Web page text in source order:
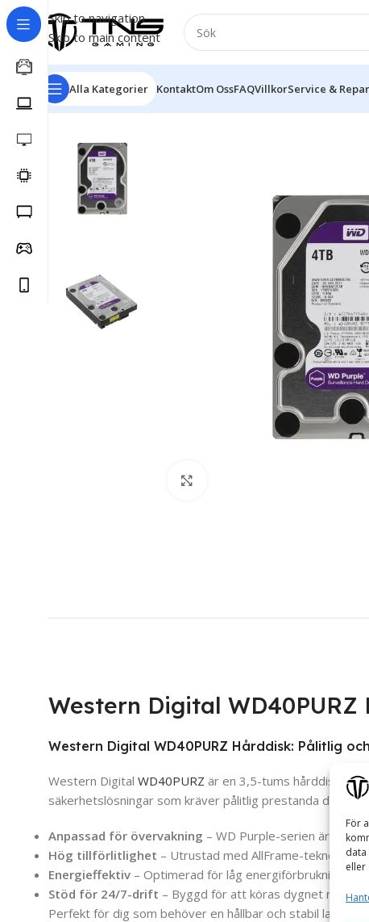
För
data
eller
Skip to navigation
Skip to main content
Alla Kategorier KontaktOm OssFAQVillkorService &
Western Digital WD40PURZ
Western Digital WD40PURZ Hårddisk: Pålitlig
Western Digital WD40PURZ är en 3,5-tums hårddisk
säkerhetslösningar som kräver pålitlig prestanda dygnet
Anpassad för övervakning – WD Purple-serien är
Hög tillförlitlighet – Utrustad med AllFrame-teknologi
Energieffektiv – Optimerad för låg energiförbrukning
Stöd för 24/7-drift – Byggd för att köras dygnet runt i
Perfekt för dig som behöver en hållbar och stabil